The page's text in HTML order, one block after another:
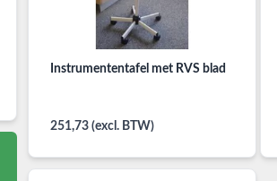
Instrumententafel met RVS blad
251,73 (excl. BTW)